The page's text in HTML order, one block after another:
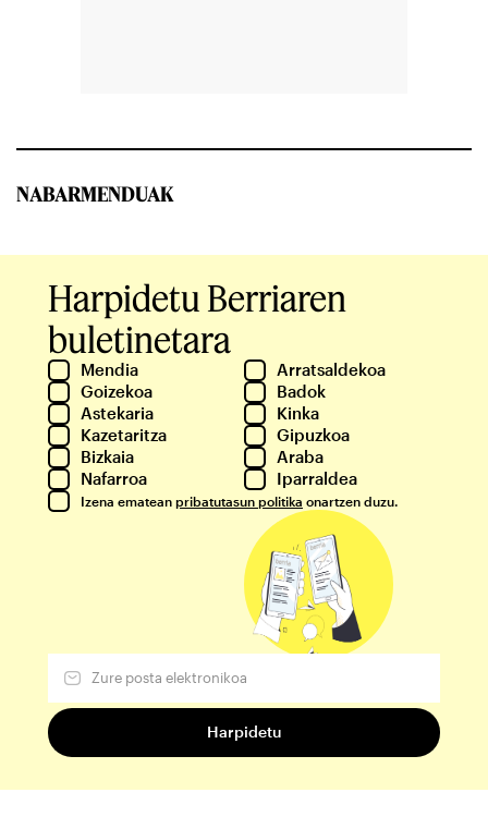
NABARMENDUAK
Harpidetu Berriaren
buletinetara
Mendia
Arratsaldekoa
Goizekoa
Badok
Astekaria
Kinka
Kazetaritza
Gipuzkoa
Bizkaia
Araba
Nafarroa
Iparraldea
Izena ematean pribatutasun politika onartzen duzu.